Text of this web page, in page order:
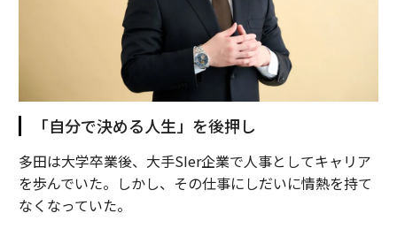
「自分で決める人生」を後押し
多田は大学卒業後、大手SIer企業で人事としてキャリア
を歩んでいた。しかし、その仕事にしだいに情熱を持て
なくなっていた。